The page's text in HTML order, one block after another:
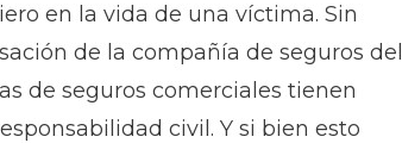
en la vida de una víctima. Sin
de la compañía de seguros del
de seguros comerciales tienen
civil. Y si bien esto